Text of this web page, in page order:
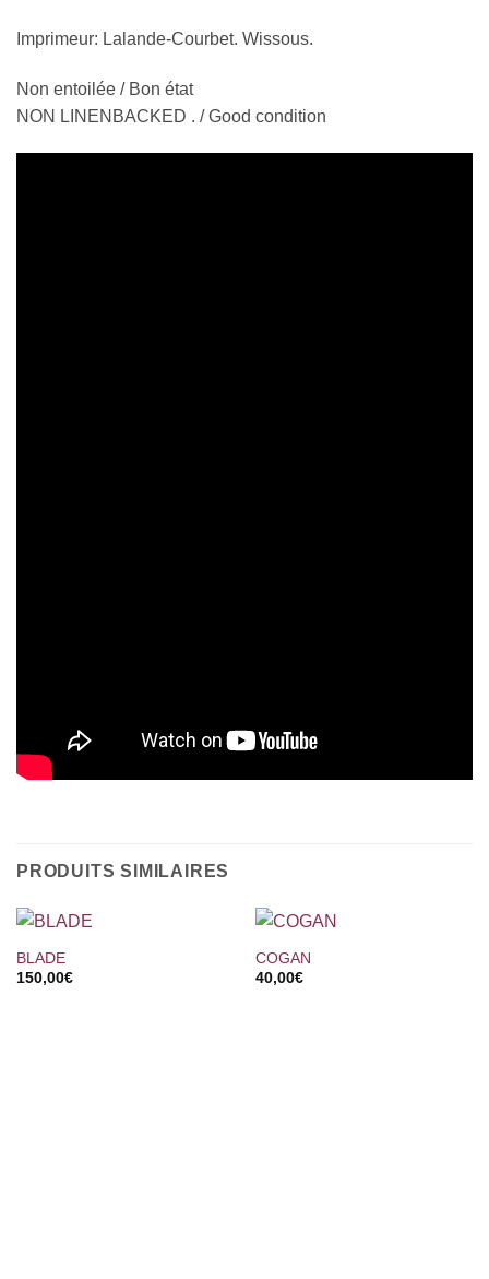
Imprimeur: Lalande-Courbet. Wissous.
Non entoilée / Bon état
NON LINENBACKED . / Good condition
PRODUITS SIMILAIRES
BLADE
150,00€
COGAN
40,00€